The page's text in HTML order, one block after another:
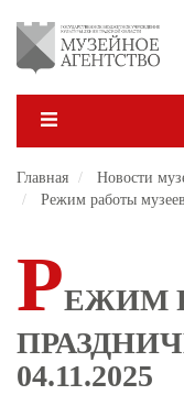
основному
содержанию
Главная
Новости
Режим работы
РЕЖИМ
04.11.2025